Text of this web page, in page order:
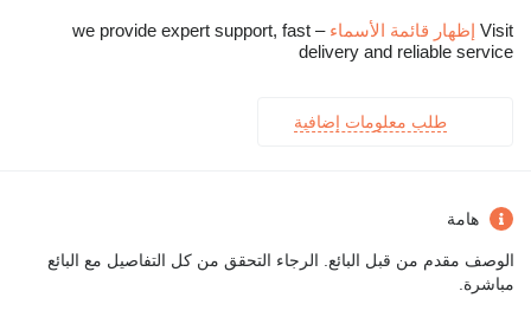
Visit إظهار قائمة الأسماء
– we provide expert support, fast
delivery and reliable service
طلب معلومات إضافية
هامة
الوصف مقدم من قبل البائع. الرجاء التحقق من كل التفاصيل مع البائع
مباشرة.